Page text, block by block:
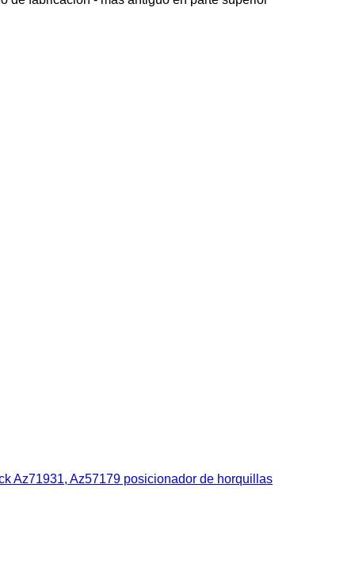
Az71931, Az57179 posicionador de horquillas